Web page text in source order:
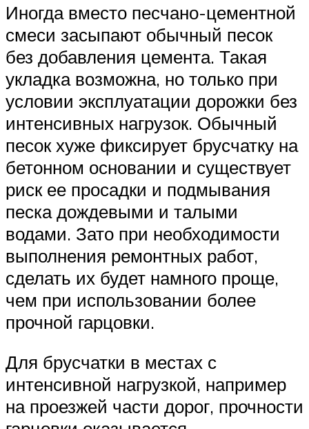
Иногда вместо песчано-цементной
смеси засыпают обычный песок
без добавления цемента. Такая
укладка возможна, но только при
условии эксплуатации дорожки без
интенсивных нагрузок. Обычный
песок хуже фиксирует брусчатку на
бетонном основании и существует
риск ее просадки и подмывания
песка дождевыми и талыми
водами. Зато при необходимости
выполнения ремонтных работ,
сделать их будет намного проще,
чем при использовании более
прочной гарцовки.
Для брусчатки в местах с
интенсивной нагрузкой, например
на проезжей части дорог, прочности